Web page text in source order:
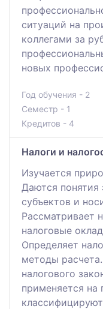
ситуаций на
коллегами за
новых
Год обучения - 2
Семестр - 1
Кредитов - 4
Налоги и
Изучается
Даются понятия
субъектов и
Рассматривает
налоговые
Определяет
методы
налогового
применяется на